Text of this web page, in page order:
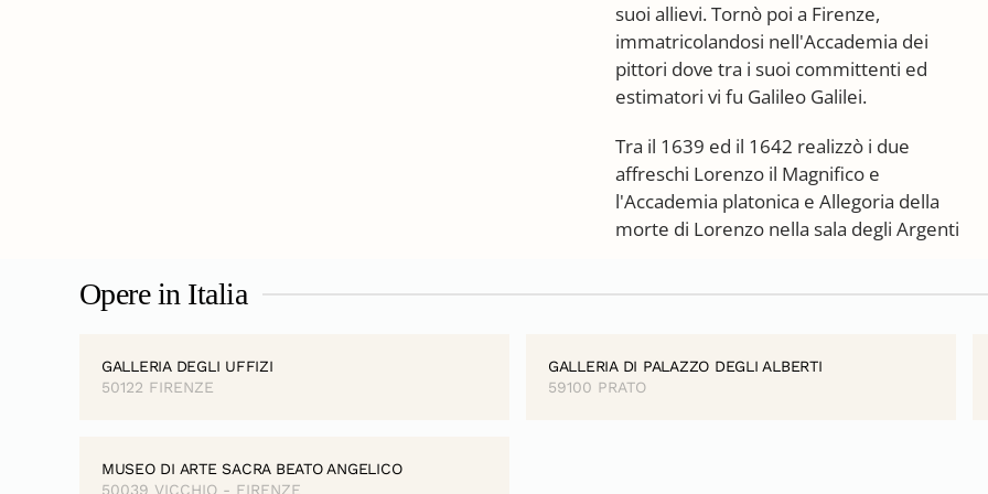
suoi allievi. Tornò poi a Firenze,
immatricolandosi nell'Accademia dei
pittori dove tra i suoi committenti ed
estimatori vi fu Galileo Galilei.
Tra il 1639 ed il 1642 realizzò i due
affreschi Lorenzo il Magnifico e
l'Accademia platonica e Allegoria della
morte di Lorenzo nella sala degli Argenti
Opere in Italia
GALLERIA DEGLI UFFIZI
50122 FIRENZE
GALLERIA DI PALAZZO DEGLI ALBERTI
59100 PRATO
MUSEO DI ARTE SACRA BEATO ANGELICO
50039 VICCHIO - FIRENZE